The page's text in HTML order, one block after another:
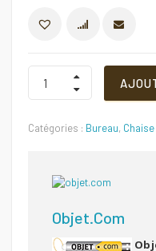
COMPARER
Chaise
LOTUS
Quantité
Catégories : Bureau,
Objet.com